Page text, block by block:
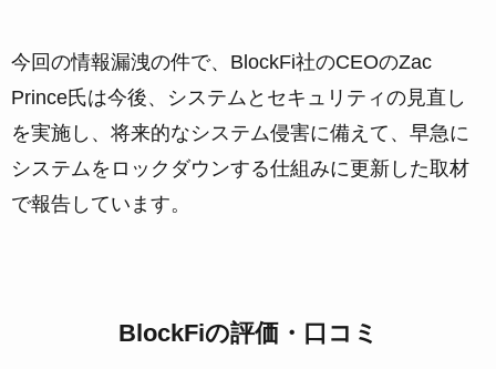
今回の情報漏洩の件で、BlockFi社のCEOのZac
Prince氏は今後、システムとセキュリティの見直し
を実施し、将来的なシステム侵害に備えて、早急に
システムをロックダウンする仕組みに更新した取材
で報告しています。
BlockFiの評価・口コミ